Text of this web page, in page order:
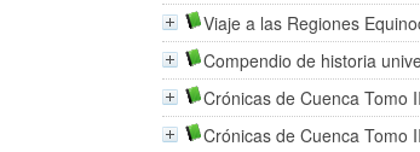
Viaje a las Regiones
Compendio de historia
Crónicas de Cuenca Tomo II
Crónicas de Cuenca Tomo II